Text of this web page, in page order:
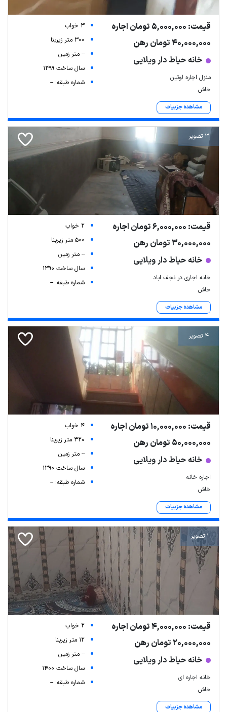
قیمت: 5,000,000 تومان اجاره
40,000,000 تومان رهن
خانه حیاط دار ویلایی
منزل اجاره لوتین
خاش
مشاهده جزییات
3 خواب
300 متر زیربنا
-- متر زمین
سال ساخت 1399
شماره طبقه: --
3 تصویر
قیمت: 6,000,000 تومان اجاره
30,000,000 تومان رهن
خانه حیاط دار ویلایی
خانه اجاری در نجف اباد
خاش
مشاهده جزییات
2 خواب
500 متر زیربنا
-- متر زمین
سال ساخت 1390
شماره طبقه: --
4 تصویر
قیمت: 10,000,000 تومان اجاره
50,000,000 تومان رهن
خانه حیاط دار ویلایی
اجاره خانه
خاش
مشاهده جزییات
4 خواب
320 متر زیربنا
-- متر زمین
سال ساخت 1390
شماره طبقه: --
1 تصویر
قیمت: 4,000,000 تومان اجاره
20,000,000 تومان رهن
خانه حیاط دار ویلایی
خانه اجاره ای
خاش
مشاهده جزییات
2 خواب
12 متر زیربنا
-- متر زمین
سال ساخت 1400
شماره طبقه: --